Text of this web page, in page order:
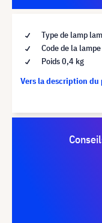
Type de lamp
Code de la
Poids 0,4 kg
Vers la description